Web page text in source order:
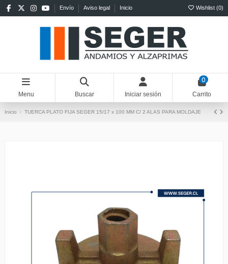
Envío Aviso legal Inicio Wishlist (0)
Menu Buscar Iniciar sesión
0
Carrito
Inicio TUERCA PLATO FIJA SEGER 15/17 x 100 MM C/ 2 ALAS PARA MOLDAJE